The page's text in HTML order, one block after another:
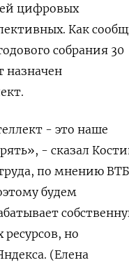
цифровых
Как
собрания 30
назначен
- это наше
- сказал
по мнению
будем
но
(Елена